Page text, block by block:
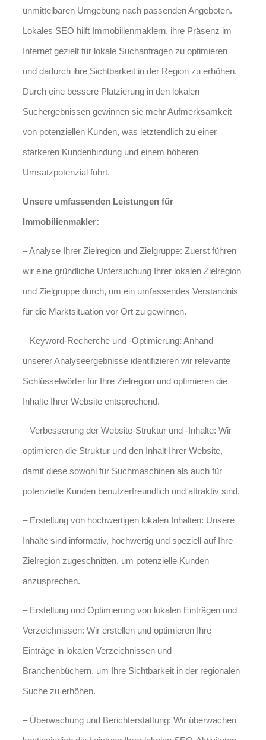
unmittelbaren Umgebung nach passenden Angeboten.
Lokales SEO hilft Immobilienmaklern, ihre Präsenz im
Internet gezielt für lokale Suchanfragen zu optimieren
und dadurch ihre Sichtbarkeit in der Region zu erhöhen.
Durch eine bessere Platzierung in den lokalen
Suchergebnissen gewinnen sie mehr Aufmerksamkeit
von potenziellen Kunden, was letztendlich zu einer
stärkeren Kundenbindung und einem höheren
Umsatzpotenzial führt.
Unsere umfassenden Leistungen für
Immobilienmakler:
– Analyse Ihrer Zielregion und Zielgruppe: Zuerst führen
wir eine gründliche Untersuchung Ihrer lokalen Zielregion
und Zielgruppe durch, um ein umfassendes Verständnis
für die Marktsituation vor Ort zu gewinnen.
– Keyword-Recherche und -Optimierung: Anhand
unserer Analyseergebnisse identifizieren wir relevante
Schlüsselwörter für Ihre Zielregion und optimieren die
Inhalte Ihrer Website entsprechend.
– Verbesserung der Website-Struktur und -Inhalte: Wir
optimieren die Struktur und den Inhalt Ihrer Website,
damit diese sowohl für Suchmaschinen als auch für
potenzielle Kunden benutzerfreundlich und attraktiv sind.
– Erstellung von hochwertigen lokalen Inhalten: Unsere
Inhalte sind informativ, hochwertig und speziell auf Ihre
Zielregion zugeschnitten, um potenzielle Kunden
anzusprechen.
– Erstellung und Optimierung von lokalen Einträgen und
Verzeichnissen: Wir erstellen und optimieren Ihre
Einträge in lokalen Verzeichnissen und
Branchenbüchern, um Ihre Sichtbarkeit in der regionalen
Suche zu erhöhen.
– Überwachung und Berichterstattung: Wir überwachen